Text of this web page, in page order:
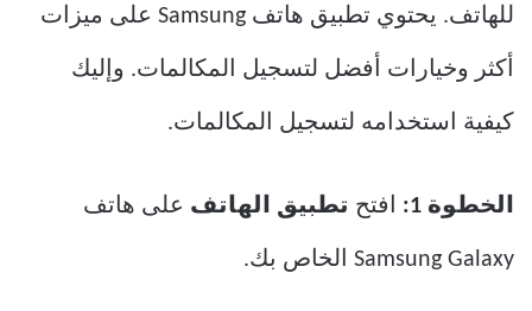
للهاتف. يحتوي تطبيق هاتف Samsung على ميزات
أكثر وخيارات أفضل لتسجيل المكالمات. وإليك
كيفية استخدامه لتسجيل المكالمات.
الخطوة 1: افتح تطبيق الهاتف على هاتف
Samsung Galaxy الخاص بك.